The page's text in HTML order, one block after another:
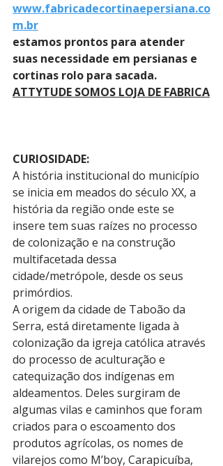
www.fabricadecortinaepersiana.co
m.br
estamos prontos para atender
suas necessidade em persianas e
cortinas rolo para sacada.
ATTYTUDE SOMOS LOJA DE FABRICA
CURIOSIDADE:
A história institucional do município
se inicia em meados do século XX, a
história da região onde este se
insere tem suas raízes no processo
de colonização e na construção
multifacetada dessa
cidade/metrópole, desde os seus
primórdios.
A origem da cidade de Taboão da
Serra, está diretamente ligada à
colonização da igreja católica através
do processo de aculturação e
catequização dos indígenas em
aldeamentos. Deles surgiram de
algumas vilas e caminhos que foram
criados para o escoamento dos
produtos agrícolas, os nomes de
vilarejos como M’boy, Carapicuíba,